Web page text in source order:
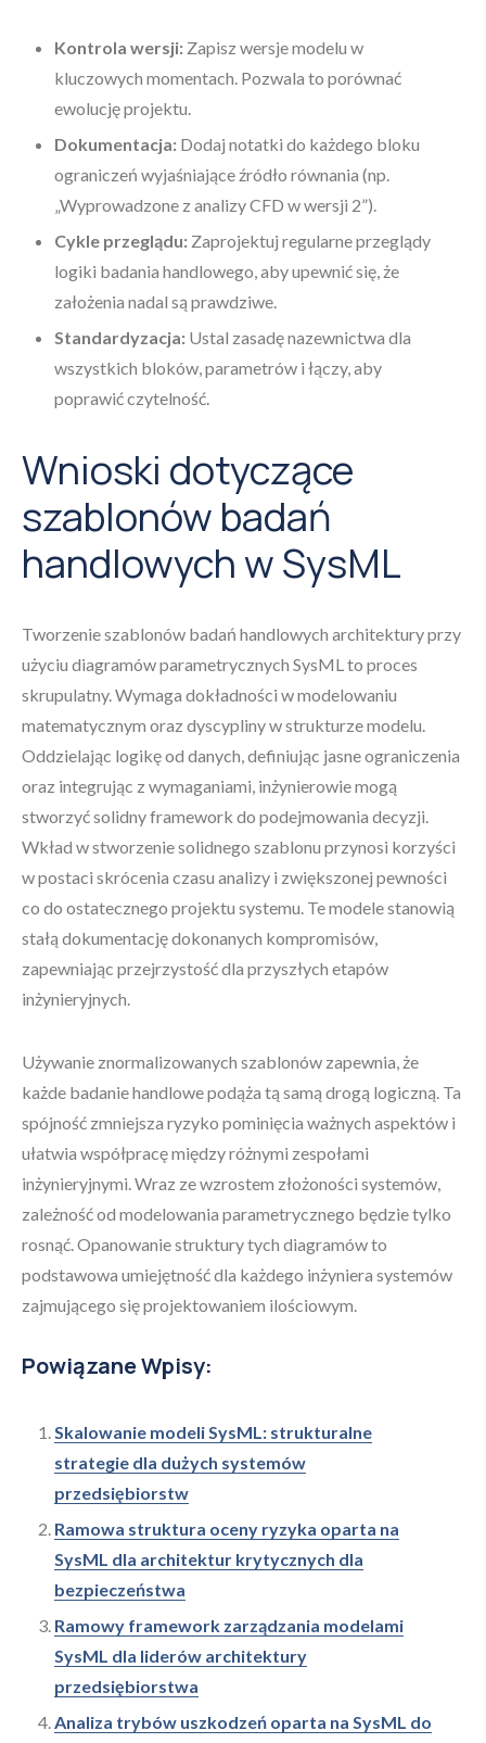
Kontrola wersji: Zapisz wersje modelu w
kluczowych momentach. Pozwala to porównać
ewolucję projektu.
Dokumentacja: Dodaj notatki do każdego bloku
ograniczeń wyjaśniające źródło równania (np.
„Wyprowadzone z analizy CFD w wersji 2”).
Cykle przeglądu: Zaprojektuj regularne przeglądy
logiki badania handlowego, aby upewnić się, że
założenia nadal są prawdziwe.
Standardyzacja: Ustal zasadę nazewnictwa dla
wszystkich bloków, parametrów i łączy, aby
poprawić czytelność.
Wnioski dotyczące
szablonów badań
handlowych w SysML
Tworzenie szablonów badań handlowych architektury przy
użyciu diagramów parametrycznych SysML to proces
skrupulatny. Wymaga dokładności w modelowaniu
matematycznym oraz dyscypliny w strukturze modelu.
Oddzielając logikę od danych, definiując jasne ograniczenia
oraz integrując z wymaganiami, inżynierowie mogą
stworzyć solidny framework do podejmowania decyzji.
Wkład w stworzenie solidnego szablonu przynosi korzyści
w postaci skrócenia czasu analizy i zwiększonej pewności
co do ostatecznego projektu systemu. Te modele stanowią
stałą dokumentację dokonanych kompromisów,
zapewniając przejrzystość dla przyszłych etapów
inżynieryjnych.
Używanie znormalizowanych szablonów zapewnia, że
każde badanie handlowe podąża tą samą drogą logiczną. Ta
spójność zmniejsza ryzyko pominięcia ważnych aspektów i
ułatwia współpracę między różnymi zespołami
inżynieryjnymi. Wraz ze wzrostem złożoności systemów,
zależność od modelowania parametrycznego będzie tylko
rosnąć. Opanowanie struktury tych diagramów to
podstawowa umiejętność dla każdego inżyniera systemów
zajmującego się projektowaniem ilościowym.
Powiązane Wpisy:
Skalowanie modeli SysML: strukturalne
strategie dla dużych systemów
przedsiębiorstw
Ramowa struktura oceny ryzyka oparta na
SysML dla architektur krytycznych dla
bezpieczeństwa
Ramowy framework zarządzania modelami
SysML dla liderów architektury
przedsiębiorstwa
Analiza trybów uszkodzeń oparta na SysML do